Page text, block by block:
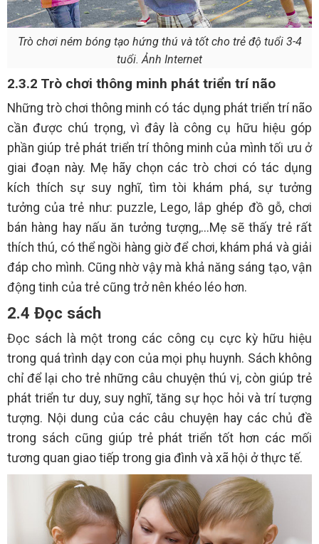
Trò chơi ném bóng tạo hứng thú và tốt cho trẻ độ tuổi 3-4
tuổi. Ảnh Internet
2.3.2 Trò chơi thông minh phát triển trí não
Những trò chơi thông minh có tác dụng phát triển trí não
cần được chú trọng, vì đây là công cụ hữu hiệu góp
phần giúp trẻ phát triển trí thông minh của mình tối ưu ở
giai đoạn này. Mẹ hãy chọn các trò chơi có tác dụng
kích thích sự suy nghĩ, tìm tòi khám phá, sự tưởng
tưởng của trẻ như: puzzle, Lego, lắp ghép đồ gỗ, chơi
bán hàng hay nấu ăn tưởng tượng,...Mẹ sẽ thấy trẻ rất
thích thú, có thể ngồi hàng giờ để chơi, khám phá và giải
đáp cho mình. Cũng nhờ vậy mà khả năng sáng tạo, vận
động tinh của trẻ cũng trở nên khéo léo hơn.
2.4 Đọc sách
Đọc sách là một trong các công cụ cực kỳ hữu hiệu
trong quá trình dạy con của mọi phụ huynh. Sách không
chỉ để lại cho trẻ những câu chuyện thú vị, còn giúp trẻ
phát triển tư duy, suy nghĩ, tăng sự học hỏi và trí tượng
tượng. Nội dung của các câu chuyện hay các chủ đề
trong sách cũng giúp trẻ phát triển tốt hơn các mối
tương quan giao tiếp trong gia đình và xã hội ở thực tế.